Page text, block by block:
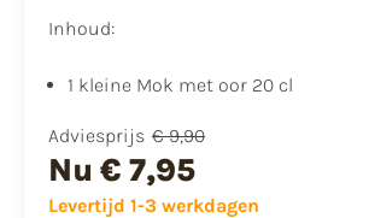
Inhoud:
1 kleine Mok met oor 20 cl
Adviesprijs € 9,90
Nu € 7,95
Levertijd 1-3 werkdagen